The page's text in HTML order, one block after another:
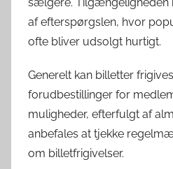
af efterspørgslen, hvor
ofte bliver udsolgt hurtigt.
Generelt kan billetter
forudbestillinger for
muligheder, efterfulgt af
anbefales at tjekke
om billetfrigivelser.